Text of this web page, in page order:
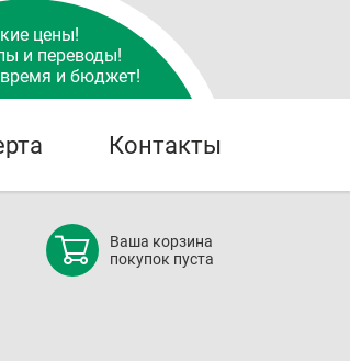
цены!
и переводы!
и бюджет!
Контакты
Ваша корзина
покупок пуста